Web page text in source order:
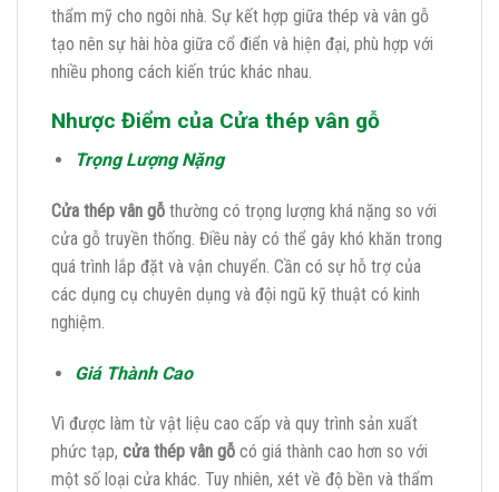
thẩm mỹ cho ngôi nhà. Sự kết hợp giữa thép và vân gỗ
tạo nên sự hài hòa giữa cổ điển và hiện đại, phù hợp với
nhiều phong cách kiến trúc khác nhau.
Nhược Điểm của Cửa thép vân gỗ
Trọng Lượng Nặng
Cửa thép vân gỗ thường có trọng lượng khá nặng so với
cửa gỗ truyền thống. Điều này có thể gây khó khăn trong
quá trình lắp đặt và vận chuyển. Cần có sự hỗ trợ của
các dụng cụ chuyên dụng và đội ngũ kỹ thuật có kinh
nghiệm.
Giá Thành Cao
Vì được làm từ vật liệu cao cấp và quy trình sản xuất
phức tạp, cửa thép vân gỗ có giá thành cao hơn so với
một số loại cửa khác. Tuy nhiên, xét về độ bền và thẩm